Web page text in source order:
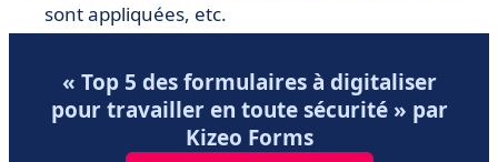
sont appliquées, etc.
« Top 5 des formulaires à digitaliser
pour travailler en toute sécurité » par
Kizeo Forms